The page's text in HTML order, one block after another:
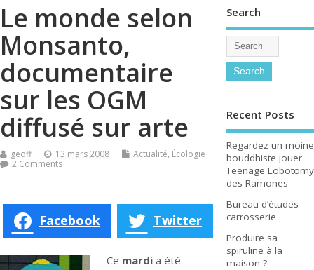
Le monde selon
Monsanto,
documentaire
sur les OGM
diffusé sur arte
geoff 13 mars 2008 Actualité, Écologie
2 Comments
Facebook Twitter
Ce mardi a été
Search
Recent Posts
Regardez un moine
bouddhiste jouer
Teenage Lobotomy
des Ramones
Bureau d’études
carrosserie
Produire sa
spiruline à la
maison ?